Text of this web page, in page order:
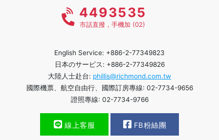
4493535
市話直撥，手機加 (02)
English Service: +886-2-77349823
日本のサービス: +886-2-77349826
大陸人士赴台: phillis@richmond.com.tw
國際機票、航空自由行、國際訂房專線: 02-7734-9656
證照專線: 02-7734-9766
線上客服 FB粉絲團